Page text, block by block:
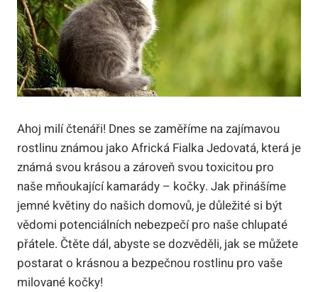
Ahoj milí čtenáři! Dnes se zaměříme na zajímavou
rostlinu známou jako Africká Fialka Jedovatá, která je
známá svou krásou a zároveň svou toxicitou pro
naše mňoukající kamarády – kočky. Jak přinášíme
jemné květiny do našich domovů, je důležité si být
vědomi potenciálních nebezpečí pro naše chlupaté
přátele. Čtěte dál, abyste se dozvěděli, jak se můžete
postarat o krásnou a bezpečnou rostlinu pro vaše
milované kočky!